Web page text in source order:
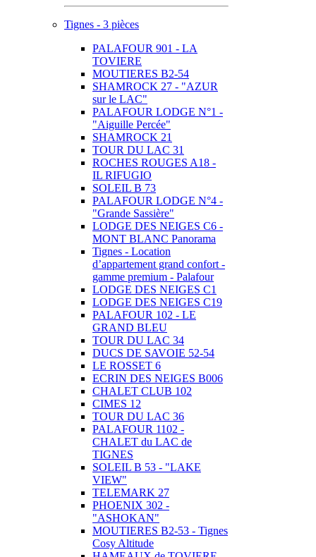
Tignes - 3 pièces
PALAFOUR 901 - LA
TOVIERE
MOUTIERES B2-54
SHAMROCK 27 - "AZUR
sur le LAC"
PALAFOUR LODGE N°1 -
"Aiguille Percée"
SHAMROCK 21
TOUR DU LAC 31
ROCHES ROUGES A18 -
IL RIFUGIO
SOLEIL B 73
PALAFOUR LODGE N°4 -
"Grande Sassière"
LODGE DES NEIGES C6 -
MONT BLANC Panorama
Tignes - Location
d’appartement grand confort -
gamme premium - Palafour
LODGE DES NEIGES C1
LODGE DES NEIGES C19
PALAFOUR 102 - LE
GRAND BLEU
TOUR DU LAC 34
DUCS DE SAVOIE 52-54
LE ROSSET 6
ECRIN DES NEIGES B006
CHALET CLUB 102
CIMES 12
TOUR DU LAC 36
PALAFOUR 1102 -
CHALET du LAC de
TIGNES
SOLEIL B 53 - "LAKE
VIEW"
TELEMARK 27
PHOENIX 302 -
"ASHOKAN"
MOUTIERES B2-53 - Tignes
Cosy Altitude